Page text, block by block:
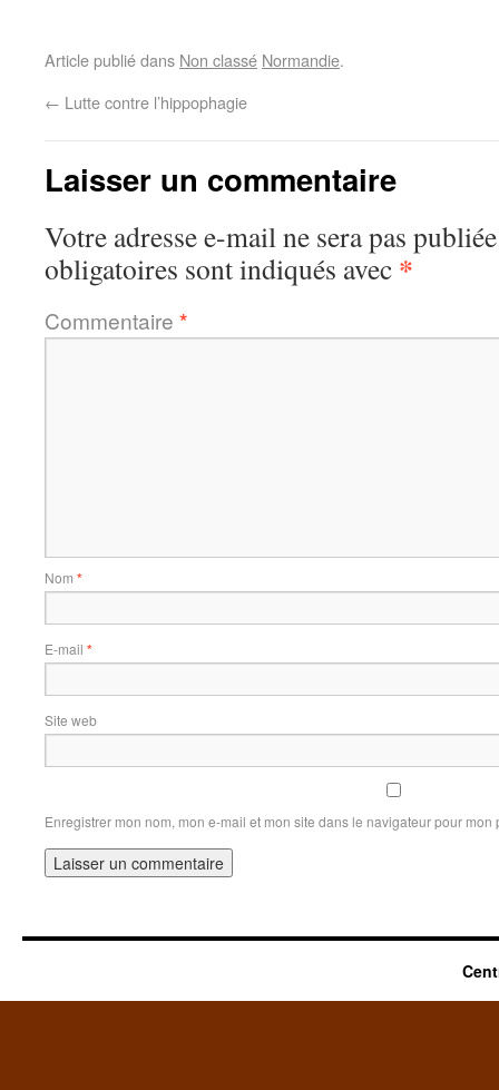
Article publié dans Non classé Normandie.
← Lutte contre l’hippophagie
Laisser un commentaire
Votre adresse e-mail ne sera pas
obligatoires sont indiqués avec *
Commentaire *
Nom *
E-mail *
Site web
Enregistrer mon nom, mon e-mail et mon site dans le navigateur pour